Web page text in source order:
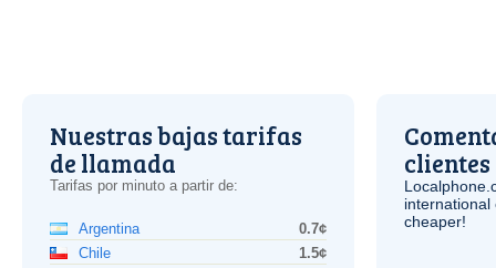
Nuestras bajas tarifas
de llamada
Tarifas por minuto a partir de:
Argentina
0.7¢
Chile
1.5¢
clientes
international
cheaper!